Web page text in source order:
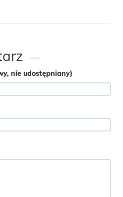
nie udostępniany)